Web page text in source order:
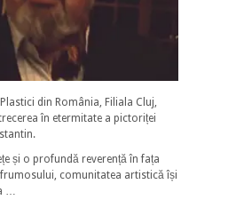
din România, Filiala Cluj,
în etermitate a pictoriței
și o profundă reverență în fața
frumosului, comunitatea artistică își
…